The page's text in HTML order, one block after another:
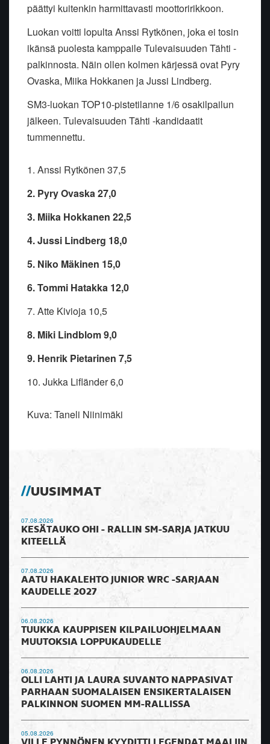
päättyi kuitenkin harmittavasti moottoririkkoon.
Luokan voitti lopulta Anssi Rytkönen, joka ei tosin
ikänsä puolesta kamppaile Tulevaisuuden Tähti -
palkinnosta. Näin ollen kolmen kärjessä ovat Pyry
Ovaska, Miika Hokkanen ja Jussi Lindberg.
SM3-luokan TOP10-pistetilanne 1/6 osakilpailun
jälkeen. Tulevaisuuden Tähti -kandidaatit
tummennettu.
1. Anssi Rytkönen 37,5
2. Pyry Ovaska 27,0
3. Miika Hokkanen 22,5
4. Jussi Lindberg 18,0
5. Niko Mäkinen 15,0
6. Tommi Hatakka 12,0
7. Atte Kivioja 10,5
8. Miki Lindblom 9,0
9. Henrik Pietarinen 7,5
10. Jukka Lifländer 6,0
Kuva: Taneli Niinimäki
UUSIMMAT
07.08.2026
KESÄTAUKO OHI - RALLIN SM-SARJA JATKUU
KITEELLÄ
07.08.2026
AATU HAKALEHTO JUNIOR WRC -SARJAAN
KAUDELLE 2027
06.08.2026
TUUKKA KAUPPISEN KILPAILUOHJELMAAN
MUUTOKSIA LOPPUKAUDELLE
06.08.2026
OLLI LAHTI JA LAURA SUVANTO NAPPASIVAT
PARHAAN SUOMALAISEN ENSIKERTALAISEN
PALKINNON SUOMEN MM-RALLISSA
05.08.2026